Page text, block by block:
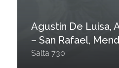
Agustín De Luisa,
– San Rafael,
Salta 730